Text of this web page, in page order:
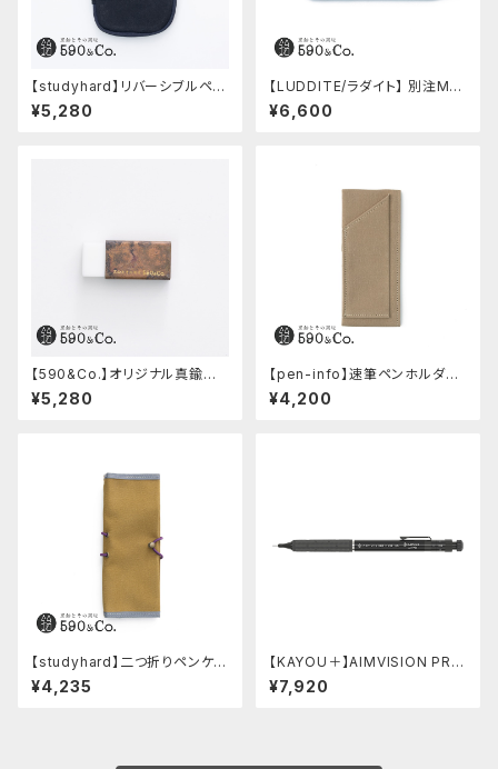
【studyhard】リバーシブルペン
ケース (ブラック)
¥5,280
【LUDDITE/ラダイト】 別注MAY
Aレザーボートペンケース (ター
キーブルー)
¥6,600
【590&Co.】オリジナル真鍮消
しゴムカバー (糠焼き)
¥5,280
【pen-info】速筆ペンホルダー
A5スナップパッド590&Co.別注
色 (ベージュ)
¥4,200
【studyhard】二つ折りペンケー
ス ミニマムコンパクトサイズ
(カーキ)
¥4,235
【KAYOU＋】AIMVISION PR
O/エイムビジョンプロ (メテオブ
ラック)
¥7,920